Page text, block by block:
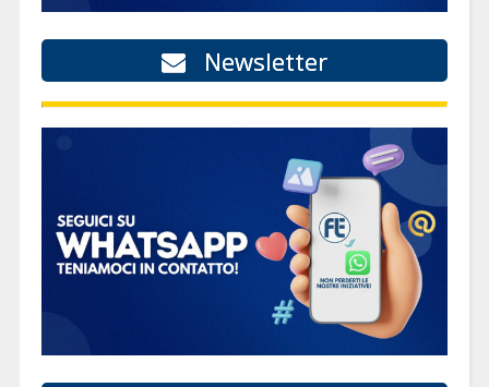
Newsletter